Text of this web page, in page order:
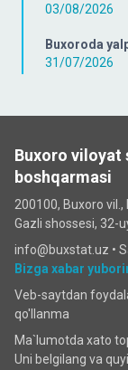
03/08/2026
Buxoroda
31/07/2026
Buxoro
boshqarmasi
200100, Buxoro vil.,
Gazli shossesi, 32-
info@buxstat.uz •
Bizga xabar
Veb-saytdan
qo'llanma
Ma`lumotda xato
Uni belgilang va